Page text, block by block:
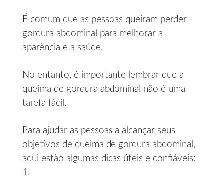
É comum que as pessoas queiram perder
gordura abdominal para melhorar a
aparência e a saúde.
No entanto, é importante lembrar que a
queima de gordura abdominal não é uma
tarefa fácil.
Para ajudar as pessoas a alcançar seus
objetivos de queima de gordura abdominal,
aqui estão algumas dicas úteis e confiáveis:
1.